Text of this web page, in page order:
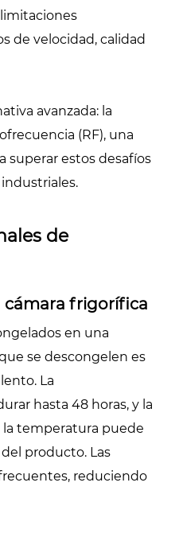
de velocidad, calidad
avanzada: la
(RF), una
superar estos desafíos
de
cámara frigorífica
en una
se descongelen es
La
hasta 48 horas, y la
temperatura puede
producto. Las
reduciendo